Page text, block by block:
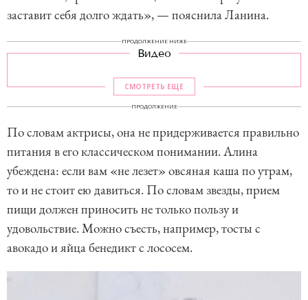
заставит себя долго ждать», — пояснила Ланина.
ПРОДОЛЖЕНИЕ НИЖЕ
Видео
СМОТРЕТЬ ЕЩЕ
ПРОДОЛЖЕНИЕ
По словам актрисы, она не придерживается правильно
питания в его классическом понимании. Алина
убеждена: если вам «не лезет» овсяная каша по утрам,
то и не стоит ею давиться. По словам звезды, прием
пищи должен приносить не только пользу и
удовольствие. Можно съесть, например, тосты с
авокадо и яйца бенедикт с лососем.